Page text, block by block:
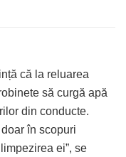
că la reluarea
să curgă apă
din conducte.
în scopuri
ei”, se